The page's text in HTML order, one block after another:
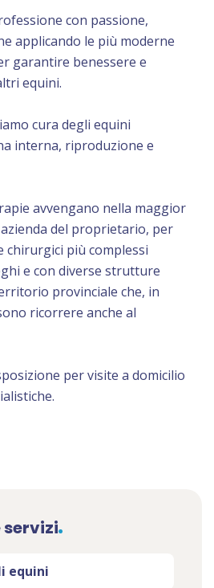
con passione,
applicando le più moderne
garantire benessere e
equini.
cura degli equini
interna, riproduzione e
avvengano nella maggior
del proprietario, per
chirurgici più complessi
e con diverse strutture
provinciale che, in
ricorrere anche al
per visite a domicilio
servizi
equini